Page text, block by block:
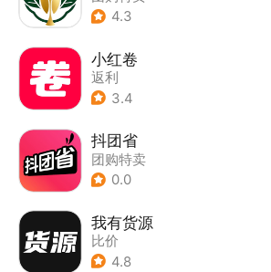
4.3
小红卷
返利
3.4
抖团省
团购特卖
0.0
我有货源
比价
4.8